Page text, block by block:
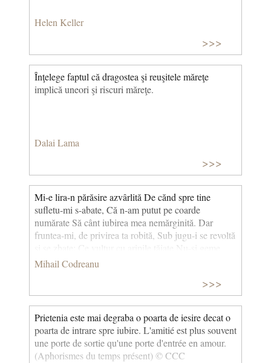
Helen Keller
>>>
Înţelege faptul că dragostea şi reuşitele măreţe
implică uneori şi riscuri măreţe.
Dalai Lama
>>>
Mi-e lira-n părăsire azvârlită De cănd spre tine
sufletu-mi s-abate, Că n-am putut pe coarde
numărate Să cânt iubirea mea nemărginită. Dar
fruntea-mi, de privirea ta robită, Sub jugu-i se revoltă
și se zbate: Ce vultur cu aripile tăiate Nu-și geme
soarta lui înlănțuită? În ochii tăi mi-am îngropat
Mă lupt cu mine și cu voia sorții!... …Și te iubesc cu-
nfiorarea vagă Pe care-o dă presentimentul morții…
Și te urăsc că-mi ești atât de dragă ! (De profundis)
Mihail Codreanu
>>>
Prietenia este mai degraba o poarta de iesire decat o
poarta de intrare spre iubire. L'amitié est plus souvent
une porte de sortie qu'une porte d'entrée en amour.
(Aphorismes du temps présent) © CCC